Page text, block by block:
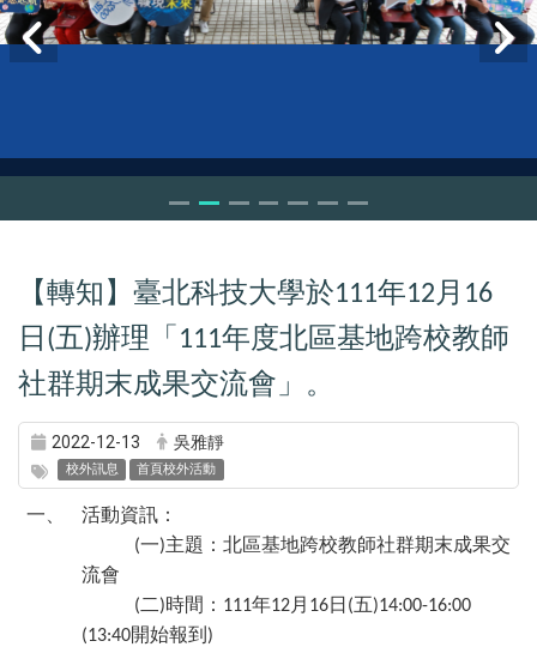
【轉知】臺北科技大學於111年12 月 16
日 (五)辦理「 111年度北區基地跨校教師
社群期末成果交流會」。
2022-12-13 吳雅靜
校外訊息 首頁校外活動
一、 活動資訊：
(一)主題：北區基地跨校教師社群期末成果交
流會
(二)時間： 111年12月 16日 (五)14:00-16:00
(13:40開始報到 )